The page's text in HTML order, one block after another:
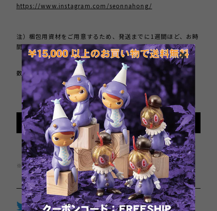
https://www.instagram.com/seonnahong/
注）梱包用資材をご用意するため、発送までに1週間ほど、お時
間をいただきます。
数量
International shipping available
Add to cart
日本国内にお住まいの方向け
※この商品は1点までのご注文とさせていただきます。
Twitter LINE Facebook